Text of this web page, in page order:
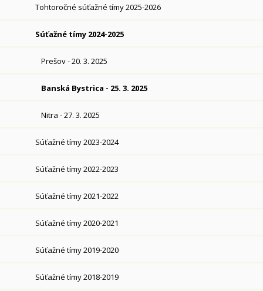
Tohtoročné súťažné tímy 2025-2026
Súťažné tímy 2024-2025
Prešov - 20. 3. 2025
Banská Bystrica - 25. 3. 2025
Nitra - 27. 3. 2025
Súťažné tímy 2023-2024
Súťažné tímy 2022-2023
Súťažné tímy 2021-2022
Súťažné tímy 2020-2021
Súťažné tímy 2019-2020
Súťažné tímy 2018-2019